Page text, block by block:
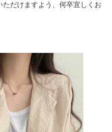
だけますよう、何卒宜しくお